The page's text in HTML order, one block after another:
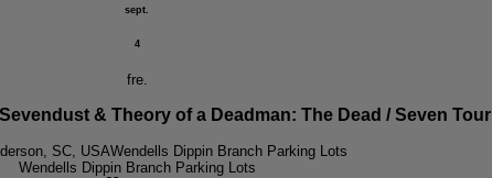
sept.
4
fre.
& Theory of a Deadman: The Dead / Seven Tour
SC, USAWendells Dippin Branch Parking Lots
Wendells Dippin Branch Parking Lots